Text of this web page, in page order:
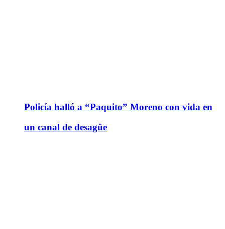
Policía halló a “Paquito” Moreno con vida en
un canal de desagüe